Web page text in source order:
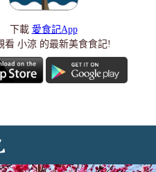
下載 愛食記App
看 小涼 的最新美食食記!